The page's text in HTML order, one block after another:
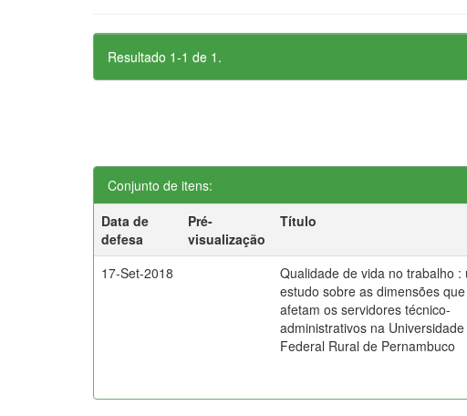
Resultado 1-1 de 1.
Conjunto de itens:
Data de
defesa
Pré-
visualização
Título
17-Set-2018
Qualidade de vida no trabalho :
estudo sobre as dimensões que
afetam os servidores técnico-
administrativos na Universidade
Federal Rural de Pernambuco